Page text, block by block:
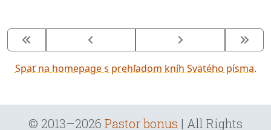
Späť na homepage s prehľadom kníh Svätého písma.
© 2013–2026 Pastor bonus | All Rights